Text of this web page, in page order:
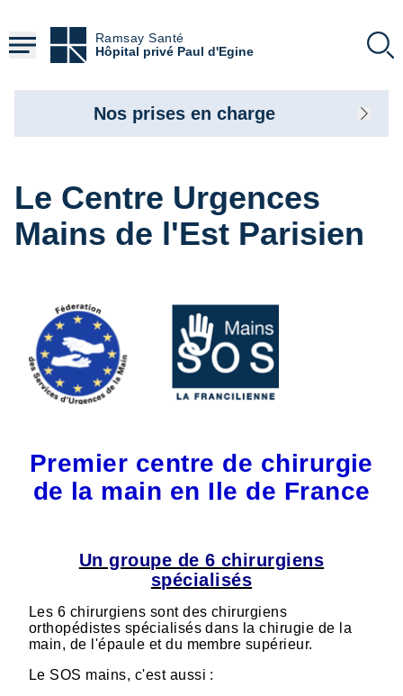
contenu
principal
Ramsay Santé
Hôpital privé Paul d'Egine
Le Centre Urgences
Mains de l'Est Parisien
Premier centre de chirurgie
de la main en Ile de France
Un groupe de 6 chirurgiens
spécialisés
Les 6 chirurgiens sont des chirurgiens
orthopédistes spécialisés dans la chirugie de la
main, de l'épaule et du membre supérieur.
Le SOS mains, c'est aussi :
Nos prises en charge